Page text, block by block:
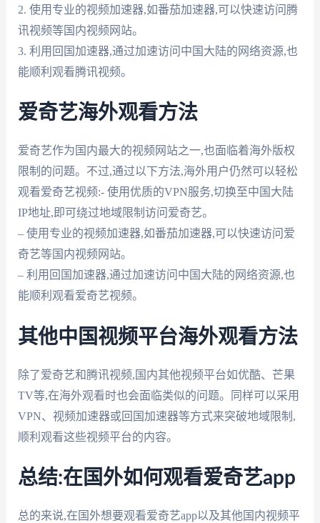
2. 使用专业的视频加速器,如番茄加速器,可以快速访问腾
讯视频等国内视频网站。
3. 利用回国加速器,通过加速访问中国大陆的网络资源,也
能顺利观看腾讯视频。
爱奇艺海外观看方法
爱奇艺作为国内最大的视频网站之一,也面临着海外版权
限制的问题。不过,通过以下方法,海外用户仍然可以轻松
观看爱奇艺视频:- 使用优质的VPN服务,切换至中国大陆
IP地址,即可绕过地域限制访问爱奇艺。
– 使用专业的视频加速器,如番茄加速器,可以快速访问爱
奇艺等国内视频网站。
– 利用回国加速器,通过加速访问中国大陆的网络资源,也
能顺利观看爱奇艺视频。
其他中国视频平台海外观看方法
除了爱奇艺和腾讯视频,国内其他视频平台如优酷、芒果
TV等,在海外观看时也会面临类似的问题。同样可以采用
VPN、视频加速器或回国加速器等方式来突破地域限制,
顺利观看这些视频平台的内容。
总结:在国外如何观看爱奇艺app
总的来说,在国外想要观看爱奇艺app以及其他国内视频平